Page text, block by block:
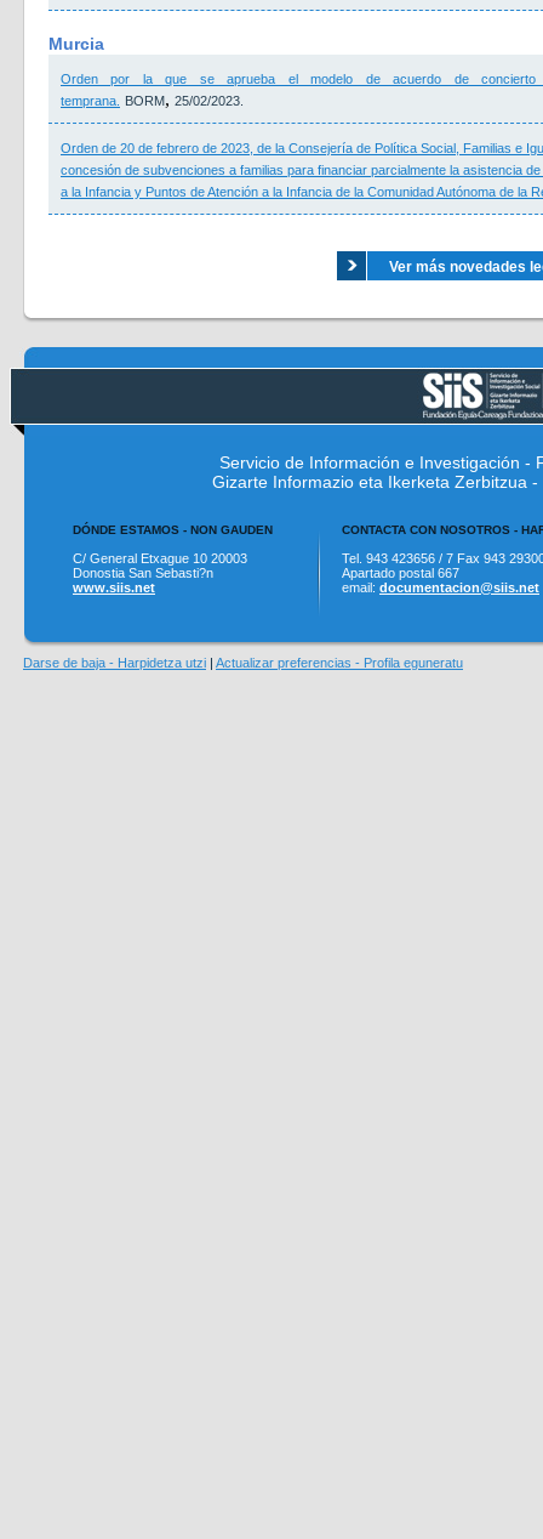
Murcia
Orden por la que se aprueba el modelo de acuerdo de
temprana.
BORM, 25/02/2023.
Orden de 20 de febrero de 2023, de la Consejería de Política Social, Familias e
concesión de subvenciones a familias para financiar parcialmente la asistencia
a la Infancia y Puntos de Atención a la Infancia de la Comunidad Autónoma de la
Ver más novedades
Servicio de Información e Investigación -
Gizarte Informazio eta Ikerketa Zerbitzua
DÓNDE ESTAMOS - NON GAUDEN CONTACTA CON NOSOTROS -
C/ General Etxague 10 20003
Donostia San Sebasti?n
www.siis.net
Tel. 943 423656 / 7 Fax 943
Apartado postal 667
email: documentacion@siis.net
Darse de baja - Harpidetza utzi | Actualizar preferencias - Profila eguneratu